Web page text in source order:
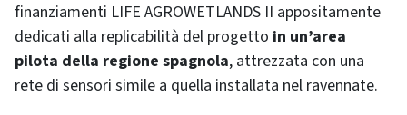
finanziamenti LIFE AGROWETLANDS II appositamente
dedicati alla replicabilità del progetto in un’area
pilota della regione spagnola, attrezzata con una
rete di sensori simile a quella installata nel ravennate.